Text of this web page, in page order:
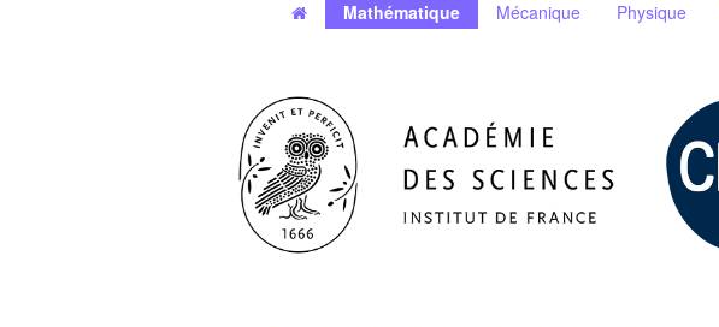
Mathématique Mécanique Physique